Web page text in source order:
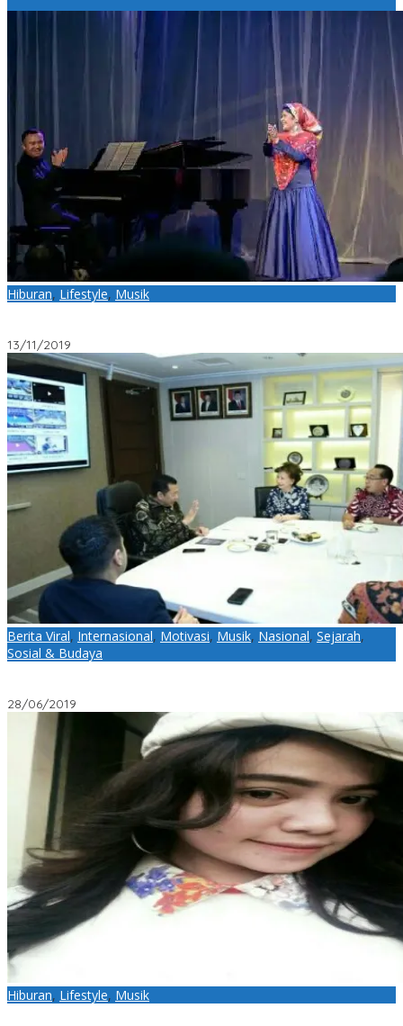
Hiburan, Lifestyle, Musik
13/11/2019
Berita Viral, Internasional, Motivasi, Musik, Nasional, Sejarah,
Sosial & Budaya
28/06/2019
Hiburan, Lifestyle, Musik